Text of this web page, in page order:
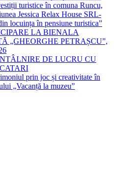
turistice în comuna Runcu,
Jessica Relax House SRL-
locuința în pensiune turistica”
LA BIENALA
„GHEORGHE PETRAȘCU”,
DE LUCRU CU
prin joc și creativitate în
„Vacanță la muzeu”